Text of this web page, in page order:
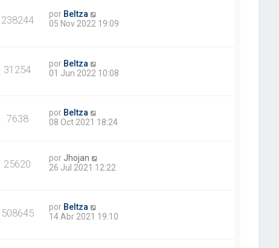
238244 por Beltza
05 Nov 2022 19:09
31254 por Beltza
01 Jun 2022 10:08
7638 por Beltza
08 Oct 2021 18:24
25620 por Jhojan
26 Jul 2021 12:22
508645 por Beltza
14 Abr 2021 19:10